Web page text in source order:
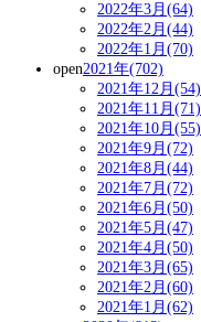
2022年3月(64)
2022年2月(44)
2022年1月(70)
open2021年(702)
2021年12月(54)
2021年11月(71)
2021年10月(55)
2021年9月(72)
2021年8月(44)
2021年7月(72)
2021年6月(50)
2021年5月(47)
2021年4月(50)
2021年3月(65)
2021年2月(60)
2021年1月(62)